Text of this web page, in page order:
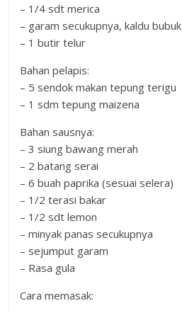
– 1/4 sdt merica
– garam secukupnya, kaldu bubuk
– 1 butir telur
Bahan pelapis:
– 5 sendok makan tepung terigu
– 1 sdm tepung maizena
Bahan sausnya:
– 3 siung bawang merah
– 2 batang serai
– 6 buah paprika (sesuai selera)
– 1/2 terasi bakar
– 1/2 sdt lemon
– minyak panas secukupnya
– sejumput garam
– Rasa gula
Cara memasak: